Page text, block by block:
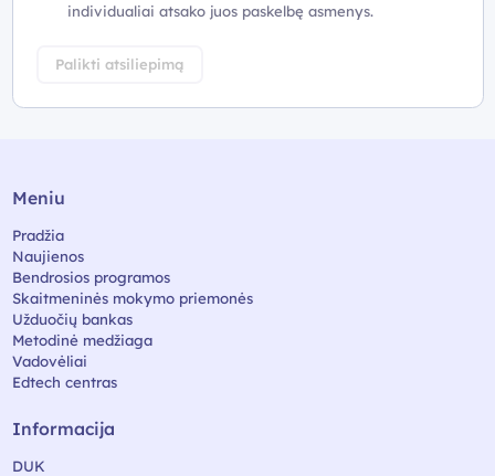
individualiai atsako juos paskelbę asmenys.
Palikti atsiliepimą
Meniu
Pradžia
Naujienos
Bendrosios programos
Skaitmeninės mokymo priemonės
Užduočių bankas
Metodinė medžiaga
Vadovėliai
Edtech centras
Informacija
DUK